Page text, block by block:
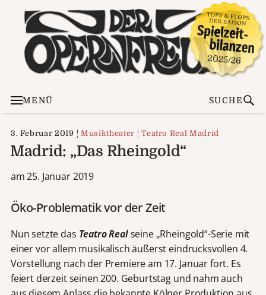
MENÜ SUCHE
3. Februar 2019 Musiktheater Teatro Real Madrid
Madrid: „Das Rheingold“
am 25. Januar 2019
Öko-Problematik vor der Zeit
Nun setzte das Teatro Realseine „Rheingold“-Serie mit
einer vor allem musikalisch äußerst eindrucksvollen 4.
Vorstellung nach der Premiere am 17. Januar fort. Es
feiert derzeit seinen 200. Geburtstag und nahm auch